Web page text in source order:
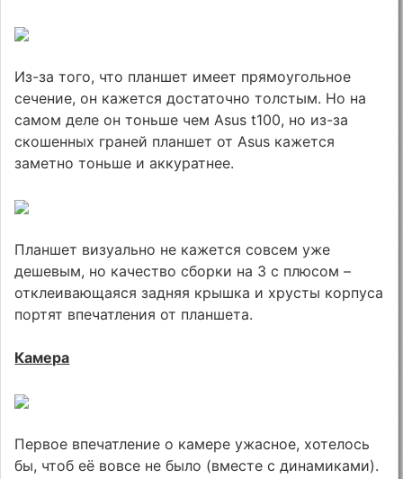
Из-за того, что планшет имеет прямоугольное
сечение, он кажется достаточно толстым. Но на
самом деле он тоньше чем Asus t100, но из-за
скошенных граней планшет от Asus кажется
заметно тоньше и аккуратнее.
Планшет визуально не кажется совсем уже
дешевым, но качество сборки на 3 с плюсом –
отклеивающаяся задняя крышка и хрусты корпуса
портят впечатления от планшета.
Камера
Первое впечатление о камере ужасное, хотелось
бы, чтоб её вовсе не было (вместе с динамиками).